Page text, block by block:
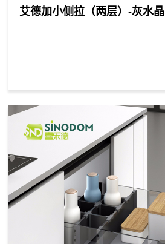
艾德加小侧拉（两层）-灰水晶